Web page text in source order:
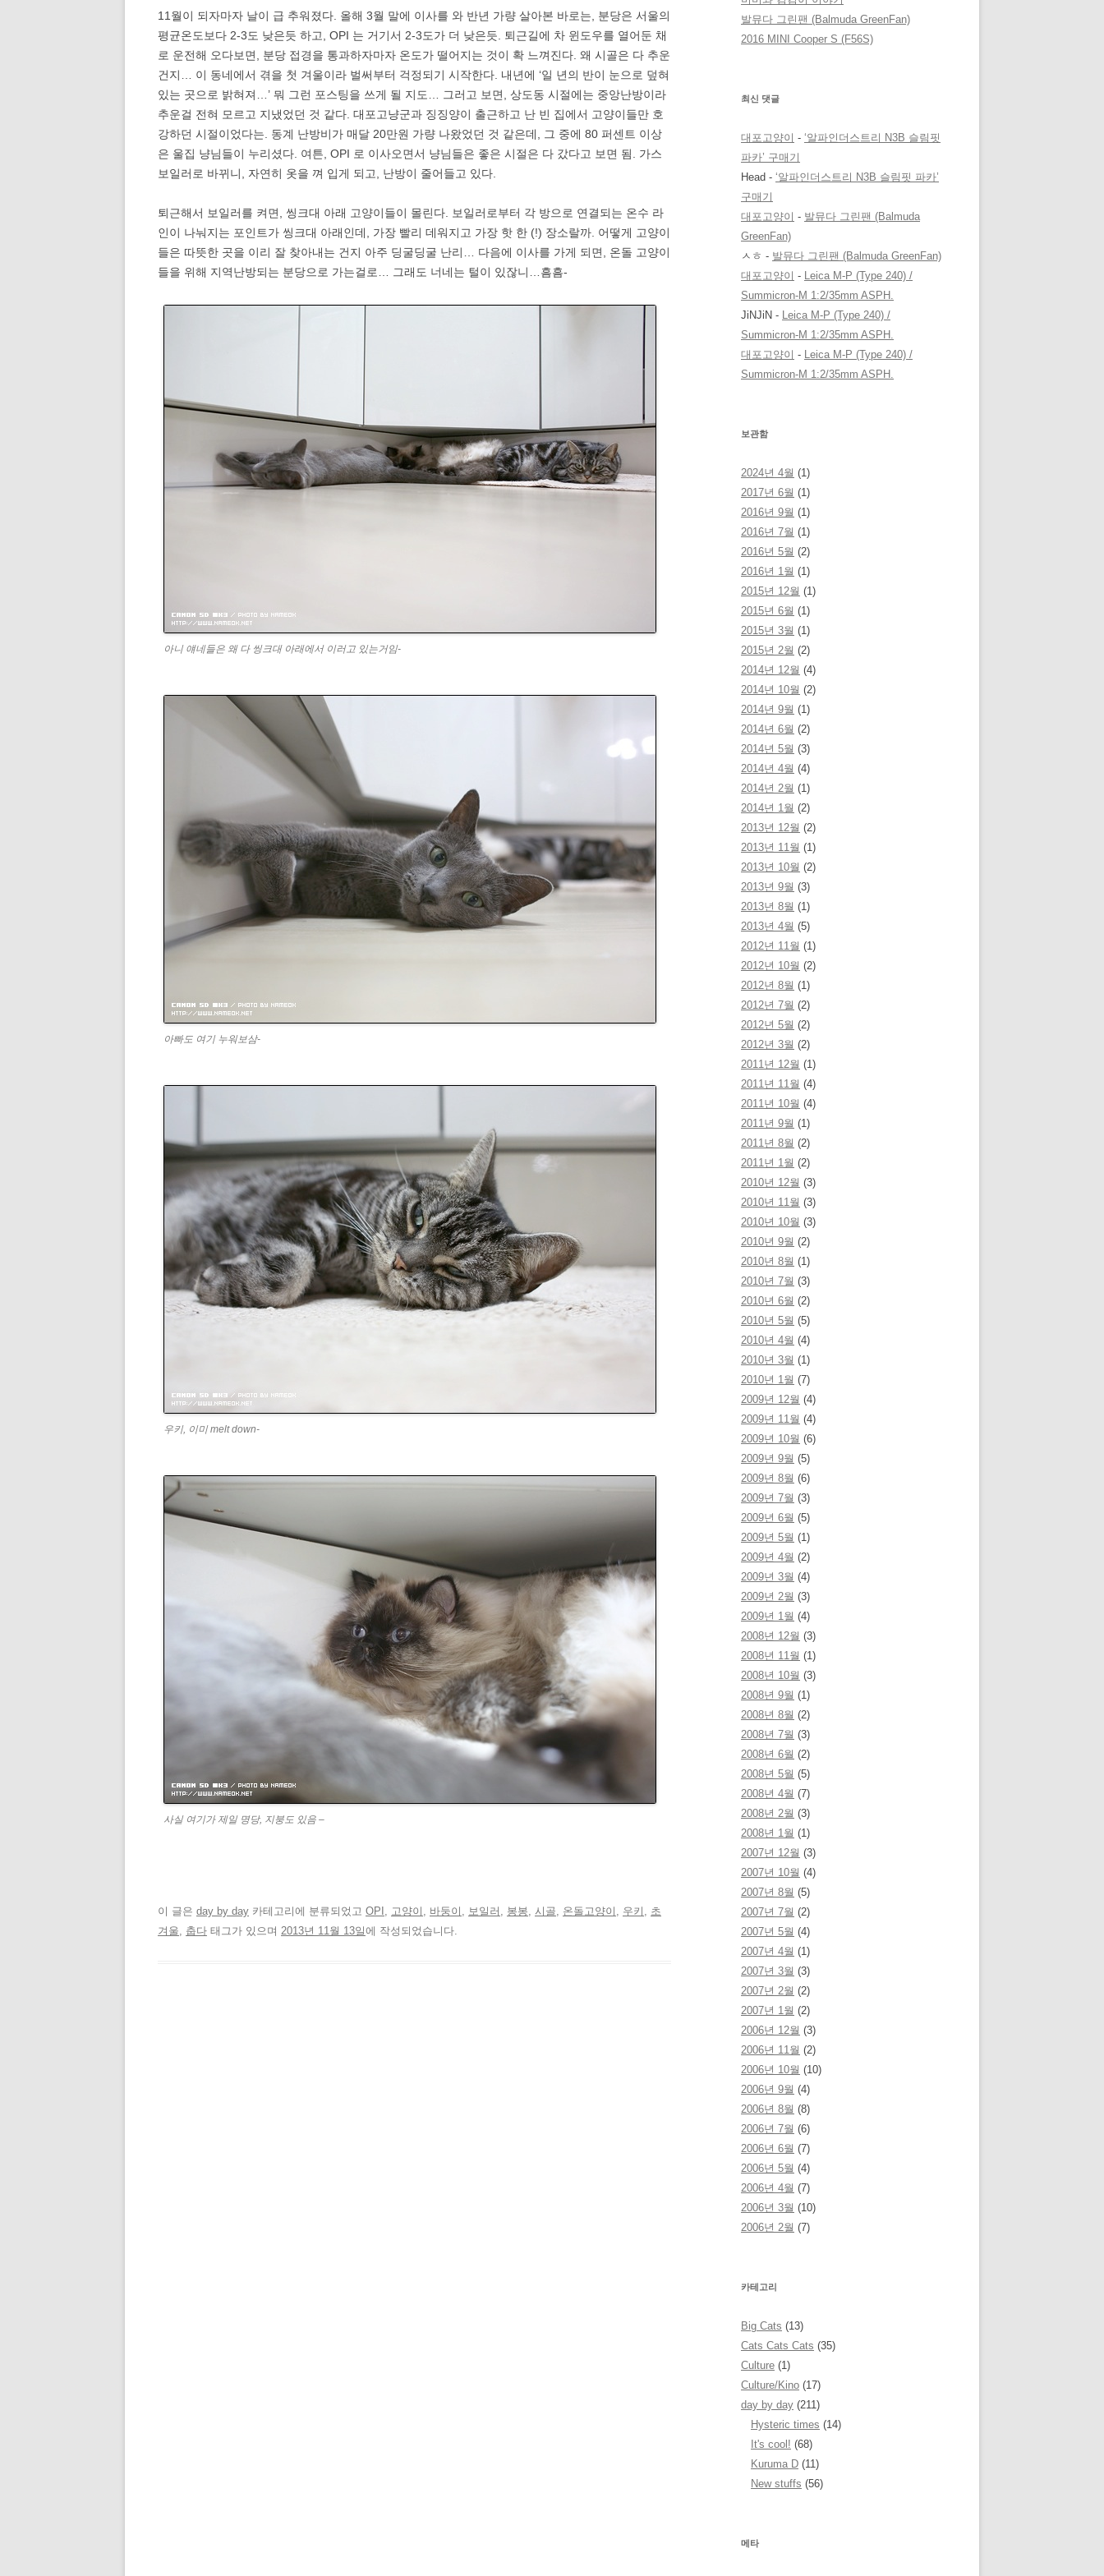
11월이 되자마자 날이 급 추워졌다. 올해 3월 말에 이사를 와 반년 가량 살아본 바로는, 분당은 서울의
평균온도보다 2-3도 낮은듯 하고, OPI 는 거기서 2-3도가 더 낮은듯. 퇴근길에 차 윈도우를 열어둔 채
로 운전해 오다보면, 분당 접경을 통과하자마자 온도가 떨어지는 것이 확 느껴진다. 왜 시골은 다 추운
건지… 이 동네에서 겪을 첫 겨울이라 벌써부터 걱정되기 시작한다. 내년에 ‘일 년의 반이 눈으로 덮혀
있는 곳으로 밝혀져…’ 뭐 그런 포스팅을 쓰게 될 지도… 그러고 보면, 상도동 시절에는 중앙난방이라
추운걸 전혀 모르고 지냈었던 것 같다. 대포고냥군과 징징양이 출근하고 난 빈 집에서 고양이들만 호
강하던 시절이었다는. 동계 난방비가 매달 20만원 가량 나왔었던 것 같은데, 그 중에 80 퍼센트 이상
은 울집 냥님들이 누리셨다. 여튼, OPI 로 이사오면서 냥님들은 좋은 시절은 다 갔다고 보면 됨. 가스
보일러로 바뀌니, 자연히 옷을 껴 입게 되고, 난방이 줄어들고 있다.
퇴근해서 보일러를 켜면, 씽크대 아래 고양이들이 몰린다. 보일러로부터 각 방으로 연결되는 온수 라
인이 나눠지는 포인트가 씽크대 아래인데, 가장 빨리 데워지고 가장 핫 한 (!) 장소랄까. 어떻게 고양이
들은 따뜻한 곳을 이리 잘 찾아내는 건지 아주 딩굴딩굴 난리… 다음에 이사를 가게 되면, 온돌 고양이
들을 위해 지역난방되는 분당으로 가는걸로… 그래도 너네는 털이 있잖니…흠흠-
아니 얘네들은 왜 다 씽크대 아래에서 이러고 있는거임-
아빠도 여기 누워보삼-
우키, 이미 melt down-
사실 여기가 제일 명당, 지붕도 있음 –
이 글은 day by day 카테고리에 분류되었고 OPI , 고양이 , 바둥이 , 보일러 , 봉봉, 시골, 온돌고양이 , 우키 , 초
겨울, 춥다 태그가 있으며 2013년 11월 13일에 작성되었습니다.
발뮤다 그린팬 (Balmuda GreenFan)
2016 MINI Cooper S (F56S)
최신 댓글
대포고양이 - ‘알파인더스트리 N3B 슬림핏
파카’ 구매기
Head - ‘알파인더스트리 N3B 슬림핏 파카’
구매기
대포고양이 - 발뮤다 그린팬 (Balmuda
GreenFan)
ㅅㅎ - 발뮤다 그린팬 (Balmuda GreenFan)
대포고양이 - Leica M-P (Type 240) /
Summicron-M 1:2/35mm ASPH.
JiNJiN - Leica M-P (Type 240) /
Summicron-M 1:2/35mm ASPH.
대포고양이 - Leica M-P (Type 240) /
Summicron-M 1:2/35mm ASPH.
보관함
2024년 4월 (1)
2017년 6월 (1)
2016년 9월 (1)
2016년 7월 (1)
2016년 5월 (2)
2016년 1월 (1)
2015년 12월 (1)
2015년 6월 (1)
2015년 3월 (1)
2015년 2월 (2)
2014년 12월 (4)
2014년 10월 (2)
2014년 9월 (1)
2014년 6월 (2)
2014년 5월 (3)
2014년 4월 (4)
2014년 2월 (1)
2014년 1월 (2)
2013년 12월 (2)
2013년 11월 (1)
2013년 10월 (2)
2013년 9월 (3)
2013년 8월 (1)
2013년 4월 (5)
2012년 11월 (1)
2012년 10월 (2)
2012년 8월 (1)
2012년 7월 (2)
2012년 5월 (2)
2012년 3월 (2)
2011년 12월 (1)
2011년 11월 (4)
2011년 10월 (4)
2011년 9월 (1)
2011년 8월 (2)
2011년 1월 (2)
2010년 12월 (3)
2010년 11월 (3)
2010년 10월 (3)
2010년 9월 (2)
2010년 8월 (1)
2010년 7월 (3)
2010년 6월 (2)
2010년 5월 (5)
2010년 4월 (4)
2010년 3월 (1)
2010년 1월 (7)
2009년 12월 (4)
2009년 11월 (4)
2009년 10월 (6)
2009년 9월 (5)
2009년 8월 (6)
2009년 7월 (3)
2009년 6월 (5)
2009년 5월 (1)
2009년 4월 (2)
2009년 3월 (4)
2009년 2월 (3)
2009년 1월 (4)
2008년 12월 (3)
2008년 11월 (1)
2008년 10월 (3)
2008년 9월 (1)
2008년 8월 (2)
2008년 7월 (3)
2008년 6월 (2)
2008년 5월 (5)
2008년 4월 (7)
2008년 2월 (3)
2008년 1월 (1)
2007년 12월 (3)
2007년 10월 (4)
2007년 8월 (5)
2007년 7월 (2)
2007년 5월 (4)
2007년 4월 (1)
2007년 3월 (3)
2007년 2월 (2)
2007년 1월 (2)
2006년 12월 (3)
2006년 11월 (2)
2006년 10월 (10)
2006년 9월 (4)
2006년 8월 (8)
2006년 7월 (6)
2006년 6월 (7)
2006년 5월 (4)
2006년 4월 (7)
2006년 3월 (10)
2006년 2월 (7)
카테고리
Big Cats (13)
Cats Cats Cats (35)
Culture (1)
Culture/Kino (17)
day by day (211)
Hysteric times (14)
It's cool! (68)
Kuruma D (11)
New stuffs (56)
메타